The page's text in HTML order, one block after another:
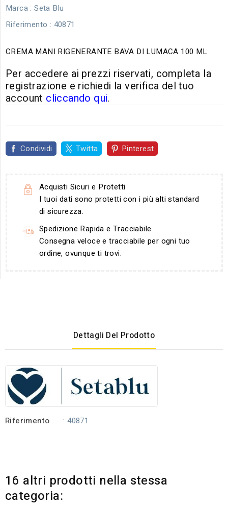
Marca : Seta Blu
Riferimento : 40871
CREMA MANI RIGENERANTE BAVA DI LUMACA 100 ML
Per accedere ai prezzi riservati, completa la
registrazione e richiedi la verifica del tuo
account cliccando qui.
Condividi Twitta Pinterest
Acquisti Sicuri e Protetti
I tuoi dati sono protetti con i più alti standard
di sicurezza.
Spedizione Rapida e Tracciabile
Consegna veloce e tracciabile per ogni tuo
ordine, ovunque ti trovi.
Dettagli Del Prodotto
Riferimento : 40871
16 altri prodotti nella stessa
categoria: